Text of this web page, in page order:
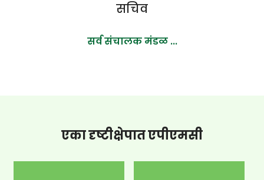
सचिव
सर्व संचालक मंडळ ...
एका दृष्टीक्षेपात एपीएमसी